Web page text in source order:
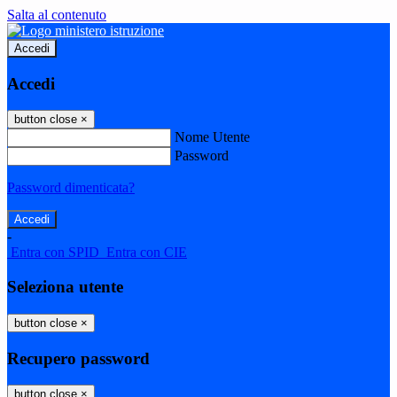
Salta al contenuto
Accedi
Accedi
button close ×
Nome Utente
Password
Password dimenticata?
-
Entra con SPID Entra con CIE
Seleziona utente
button close ×
Recupero password
button close ×